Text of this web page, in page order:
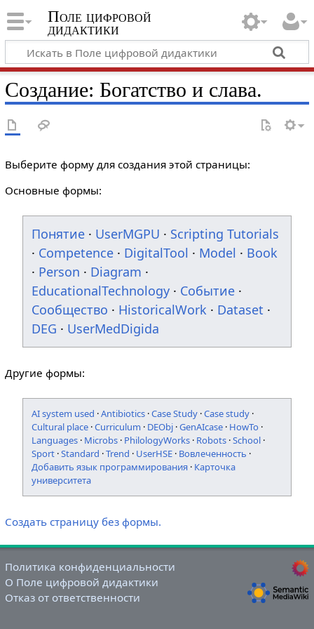
Поле цифровой
дидактики
Создание: Богатство и слава.
Выберите форму для создания этой страницы:
Основные формы:
Понятие · UserMGPU · Scripting Tutorials
· Competence · DigitalTool · Model · Book
· Person · Diagram ·
EducationalTechnology · Событие ·
Сообщество · HistoricalWork · Dataset ·
DEG · UserMedDigida
Другие формы:
AI system used ·Antibiotics ·Case Study ·Case study ·
Cultural place ·Curriculum · DEObj ·GenAIcase · HowTo ·
Languages · Microbs · PhilologyWorks · Robots ·School ·
Sport ·Standard ·Trend · UserHSE · Вовлеченность ·
Добавить язык программирования · Карточка
университета
Создать страницу без формы.
Политика конфиденциальности
О Поле цифровой дидактики
Отказ от ответственности